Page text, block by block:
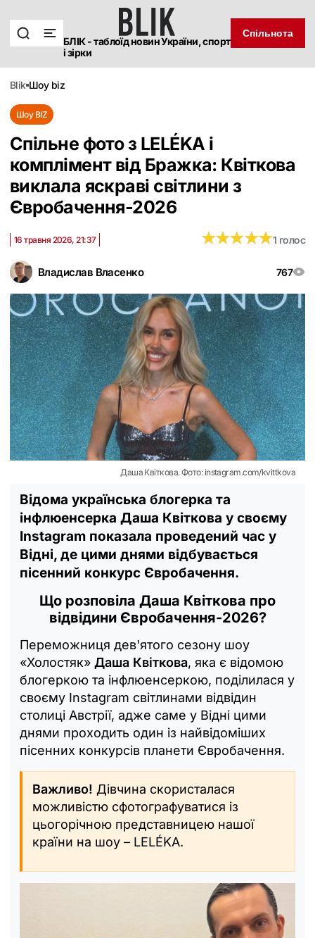
БЛІК - таблоїд новин України, спорт
і зірки
Спільнота
blik шоу biz
Шоу BIZ
Спільне фото з LELÉKA і
комплімент від Бражка: Квіткова
виклала яскраві світлини з
Євробачення-2026
Владислав Власенко 767
16 травня 2026, 21:37 ★★★★★
★★★★★1 голос
Даша Квіткова. Фото: instagram.com/kvittkova
Відома українська блогерка та
інфлюенсерка Даша Квіткова у своєму
Instagram показала проведений час у
Відні, де цими днями відбувається
пісенний конкурс Євробачення.
Що розповіла Даша Квіткова про
відвідини Євробачення-2026?
Переможниця дев'ятого сезону шоу
«Холостяк» Даша Квіткова, яка є відомою
блогеркою та інфлюенсеркою, поділилася у
своєму Instagram світлинами відвідин
столиці Австрії, адже саме у Відні цими
днями проходить один із найвідоміших
пісенних конкурсів планети Євробачення.
Важливо! Дівчина скористалася
можливістю сфотографуватися із
цьогорічною представницею нашої
країни на шоу – LELÉKA.